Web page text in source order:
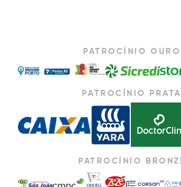
PATROCÍNIO
PATROCÍNIO
PATROCÍNIO